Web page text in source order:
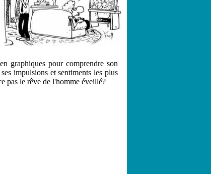
graphiques pour comprendre son
impulsions et sentiments les plus
pas le rêve de l'homme éveillé?